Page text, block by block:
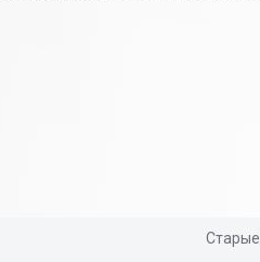
Старые